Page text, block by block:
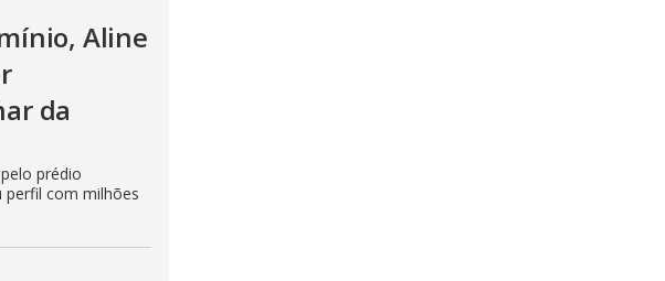
Aline
da
prédio
perfil com milhões